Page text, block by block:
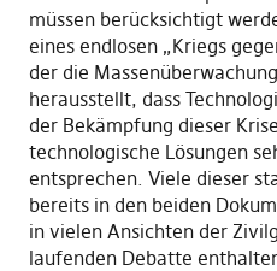
müssen berücksichtigt
eines endlosen „Kriegs
der die
herausstellt, dass
der Bekämpfung dieser
technologische Lösungen
entsprechen. Viele dieser
bereits in den beiden
in vielen Ansichten der
laufenden Debatte